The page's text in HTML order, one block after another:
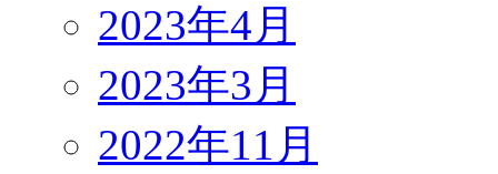
2023年4月
2023年3月
2022年11月